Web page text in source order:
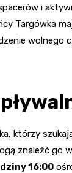
i
Targówka
wolnego
którzy
znaleźć go
16:00